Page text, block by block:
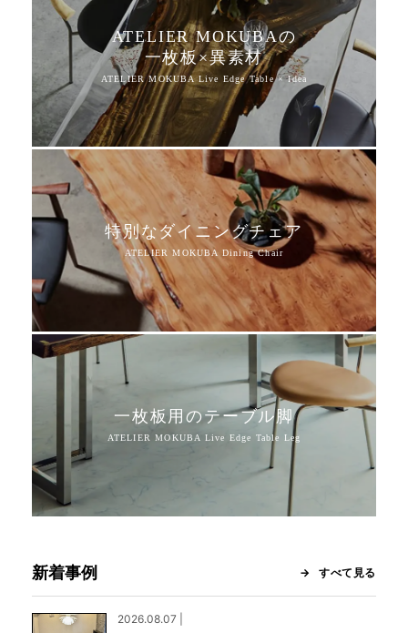
ATELIER MOKUBAの
一枚板×異素材
特別なダイニングチェア
一枚板用のテーブル脚
新着事例 すべて見る
2026.08.07 |